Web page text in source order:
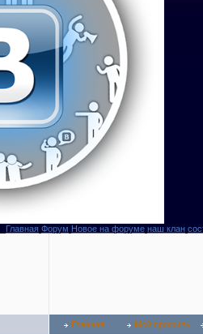
Главная Форум Новое на форуме наш клан
Главная Мой профиль